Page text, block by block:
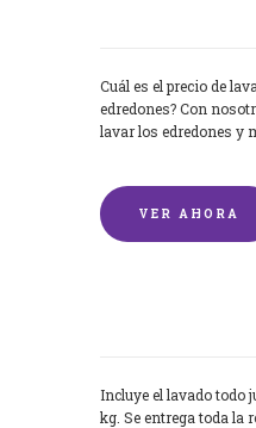
Cuál es el precio de
edredones? Con
lavar los edredones y
VER AHORA
Incluye el lavado todo
kg. Se entrega toda la